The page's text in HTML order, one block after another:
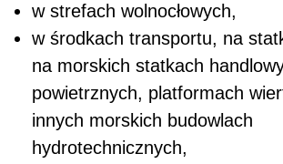
w strefach wolnocłowych,
w środkach transportu, na
na morskich statkach
powietrznych, platformach
innych morskich budowlach
hydrotechnicznych,